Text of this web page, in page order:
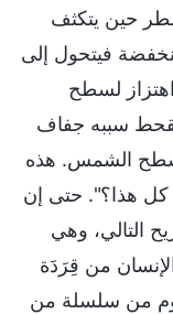
حين يتكثف
فيتحول إلى
لسطح
سببه جفاف
سطح الشمس. هذه
كل هذا؟". حتى إن
التالي، وهي
من قِرَدَة
من سلسلة من